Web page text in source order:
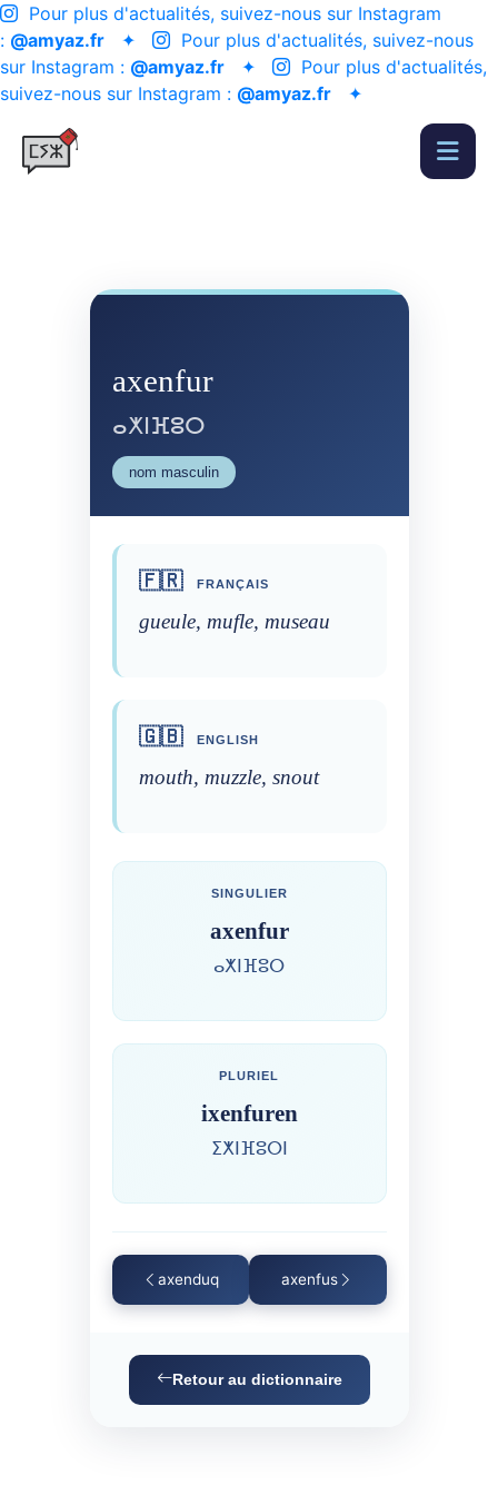
Pour plus d'actualités, suivez-nous sur Instagram
: @amyaz.fr ✦
Pour plus d'actualités, suivez-nous
sur Instagram : @amyaz.fr ✦
Pour plus d'actualités,
suivez-nous sur Instagram : @amyaz.fr ✦
axenfur
ⴰⵅⵏⴼⵓⵔ
nom masculin
🇫🇷 FRANÇAIS
gueule, mufle, museau
🇬🇧 ENGLISH
mouth, muzzle, snout
SINGULIER
axenfur
ⴰⵅⵏⴼⵓⵔ
PLURIEL
ixenfuren
ⵉⵅⵏⴼⵓⵔⵏ
axenduq axenfus
Retour au dictionnaire